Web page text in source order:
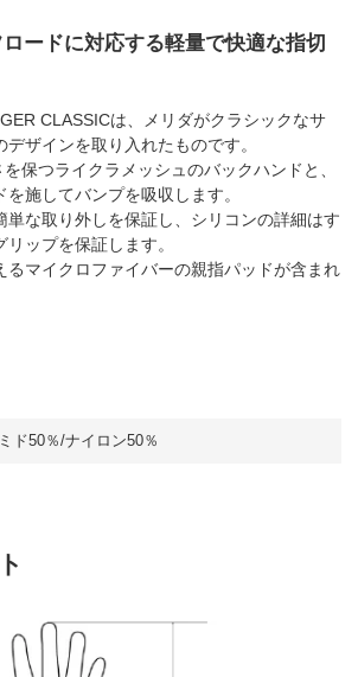
ードに対応する軽量で快適な指切
CLASSICは、メリダがクラシックなサ
ザインを取り入れたものです。
保つライクラメッシュのバックハンドと、
施してバンプを吸収します。
単な取り外しを保証し、シリコンの詳細はす
ップを保証します。
るマイクロファイバーの親指パッドが含まれ
ド50％/ナイロン50％